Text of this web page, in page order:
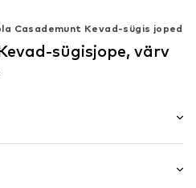
Casademunt Kevad-sügis joped
sügisjope, värv